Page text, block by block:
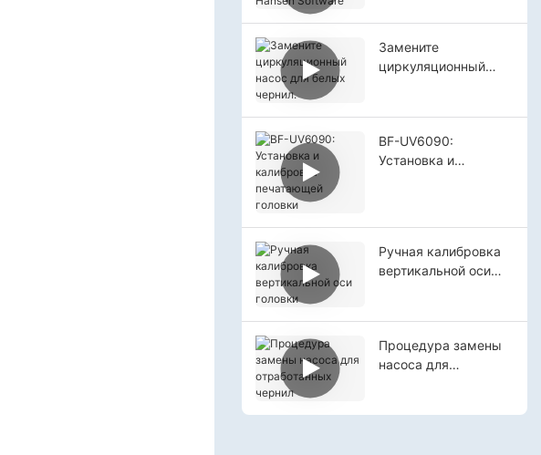
Замените
циркуляционный
BF-UV6090:
Установка и
Ручная калибровка
вертикальной оси
Процедура замены
насоса для